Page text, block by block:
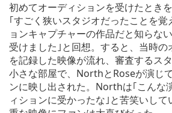
初めてオーディションを受けたとき
｢すごく狭いスタジオだったことを
ョンキャプチャーの作品だと知らな
受けました｣と回想。すると、当時
を記録した映像が流れ、審査するス
小さな部屋で、NorthとRoseが演じ
ンに映し出された。Northは｢こんな
ィションに受かったな｣と苦笑いし